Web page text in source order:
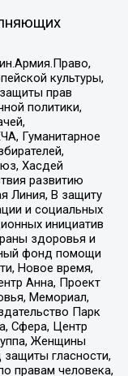
культуры,
прав
политики,
Гуманитарное
Хасдей
развитию
Линия, В защиту
и социальных
инициатив
здоровья и
фонд помощи
Новое время,
Анна, Проект
Мемориал,
Парк
Сфера, Центр
Женщины
защиты гласности,
правам человека,